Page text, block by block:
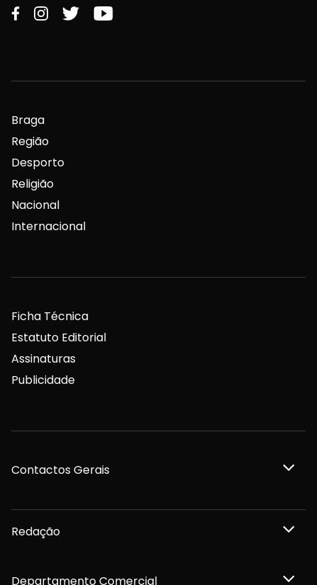
Braga
Região
Desporto
Religião
Nacional
Internacional
Ficha Técnica
Estatuto Editorial
Assinaturas
Publicidade
Contactos Gerais
Redação
Departamento Comercial